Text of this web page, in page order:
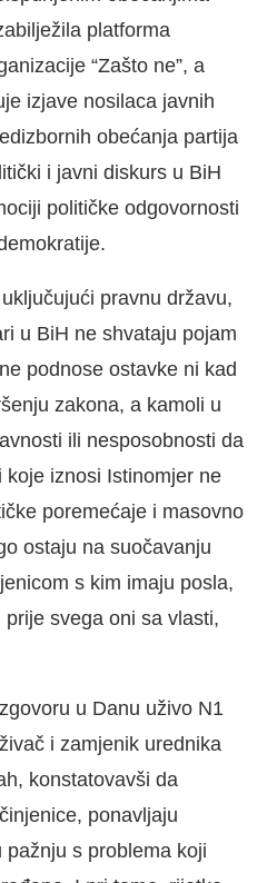
platforma
“Zašto ne”, a
izjave nosilaca javnih
obećanja partija
i javni diskurs u BiH
političke odgovornosti
pravnu državu,
u BiH ne shvataju pojam
podnose ostavke ni kad
zakona, a kamoli u
ili nesposobnosti da
iznosi Istinomjer ne
poremećaje i masovno
ostaju na suočavanju
s kim imaju posla,
svega oni sa vlasti,
u Danu uživo N1
i zamjenik urednika
konstatovavši da
ponavljaju
s problema koji